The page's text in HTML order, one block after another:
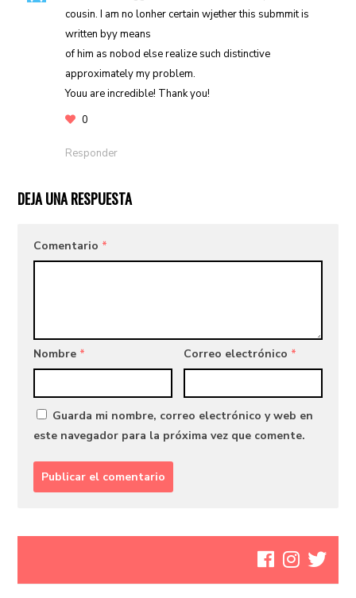
cousin. I am no lonher certain wjether this submmit is
written byy means
of him as nobod else realize such distinctive
approximately my problem.
Youu are incredible! Thank you!
0
Responder
DEJA UNA RESPUESTA
Comentario *
Nombre * Correo electrónico *
Guarda mi nombre, correo electrónico y web en
este navegador para la próxima vez que comente.